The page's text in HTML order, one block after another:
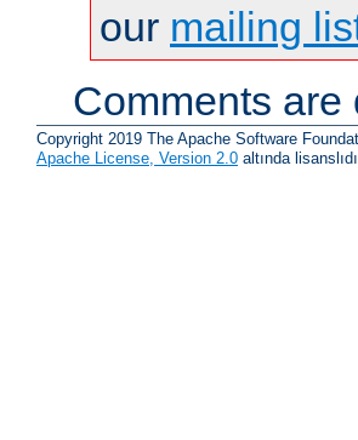
our mailing
Comments are
Copyright 2019 The Apache Software
Apache License, Version 2.0 altında